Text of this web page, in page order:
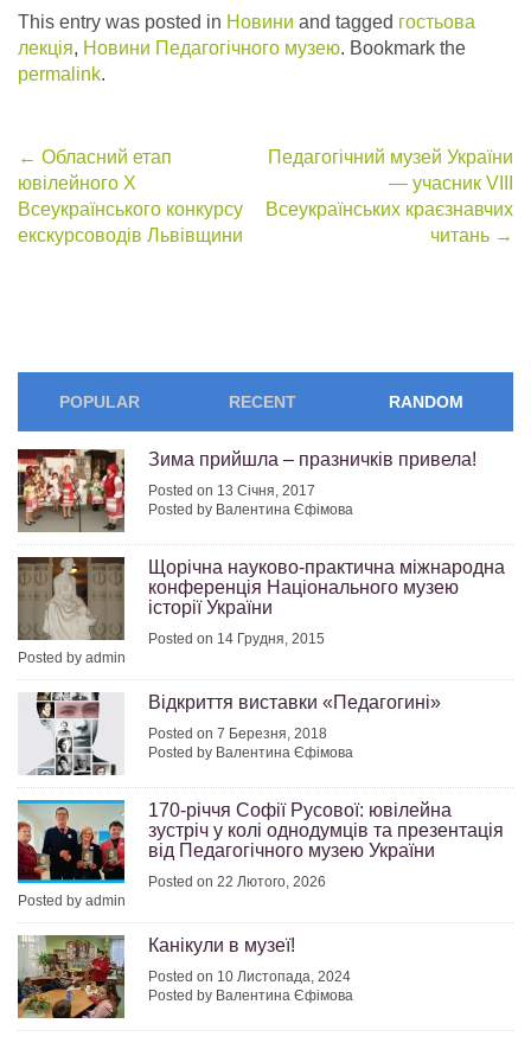
This entry was posted in Новини and tagged гостьова
лекція, Новини Педагогічного музею. Bookmark the
permalink.
Post
navigation
← Обласний етап
ювілейного Х
Всеукраїнського конкурсу
екскурсоводів Львівщини
Педагогічний музей України
— учасник VIII
Всеукраїнських краєзнавчих
читань →
POPULAR RECENT RANDOM
Зима прийшла – празничків привела!
Posted on 13 Січня, 2017
Posted by Валентина Єфімова
Щорічна науково-практична міжнародна
конференція Національного музею
історії України
Posted on 14 Грудня, 2015
Posted by admin
Відкриття виставки «Педагогині»
Posted on 7 Березня, 2018
Posted by Валентина Єфімова
170-річчя Софії Русової: ювілейна
зустріч у колі однодумців та презентація
від Педагогічного музею України
Posted on 22 Лютого, 2026
Posted by admin
Канікули в музеї!
Posted on 10 Листопада, 2024
Posted by Валентина Єфімова